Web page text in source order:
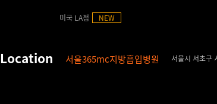
미국 LA점 NEW
서울365mc지방흡입병원 서울시 서초구